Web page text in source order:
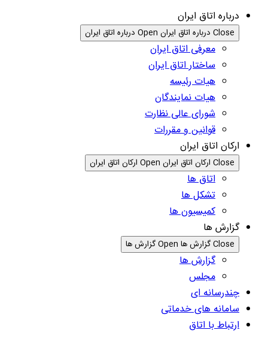
درباره اتاق ایران
Close درباره اتاق ایران Open درباره اتاق ایران
معرفی اتاق ایران
ساختار اتاق ایران
هیات رئیسه
هیات نمایندگان
شورای عالی نظارت
قوانین و مقررات
ارکان اتاق ایران
Close ارکان اتاق ایران Open ارکان اتاق ایران
اتاق ها
تشکل ها
کمیسیون ها
گزارش ها
Close گزارش ها Open گزارش ها
گزارش ها
مجلس
چندرسانه ای
سامانه های خدماتی
ارتباط با اتاق